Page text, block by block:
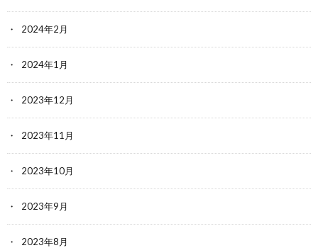
2024年2月
2024年1月
2023年12月
2023年11月
2023年10月
2023年9月
2023年8月